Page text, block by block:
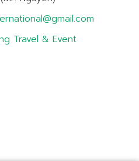
Travel & Event